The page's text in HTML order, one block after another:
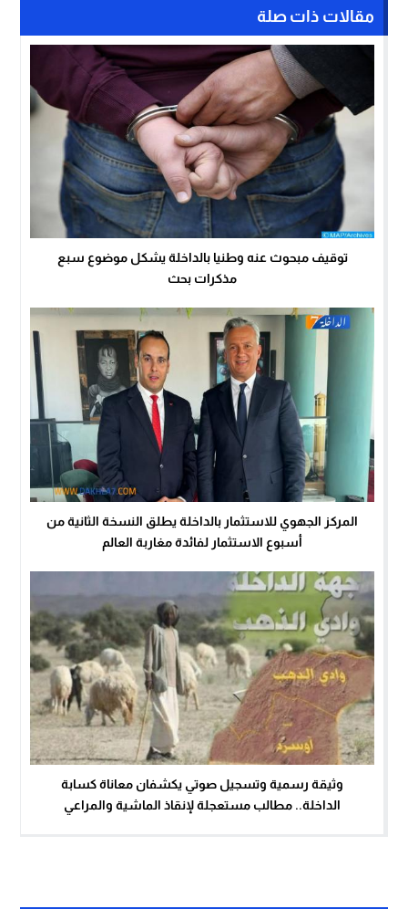
مقالات ذات صلة
توقيف مبحوث عنه وطنيا بالداخلة يشكل موضوع سبع
مذكرات بحث
المركز الجهوي للاستثمار بالداخلة يطلق النسخة الثانية من
أسبوع الاستثمار لفائدة مغاربة العالم
وثيقة رسمية وتسجيل صوتي يكشفان معاناة كسابة
الداخلة.. مطالب مستعجلة لإنقاذ الماشية والمراعي